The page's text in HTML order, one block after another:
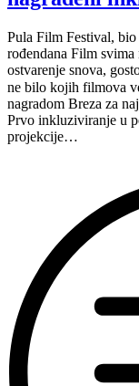
Medijateci
—
Fiume
o
morte!,
r.
Igor
Bezinović”
Pula Film Festival,
rođendana Film svima
ostvarenje snova,
ne bilo kojih filmova
nagradom Breza za
Prvo inkluziviranje u
projekcije…